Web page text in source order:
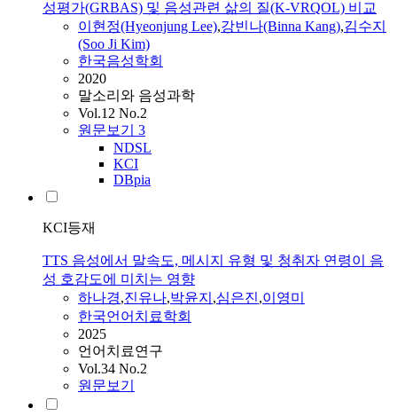
성평가(GRBAS) 및 음성관련 삶의 질(K-VRQOL) 비교
이현정(Hyeonjung Lee),강빈나(Binna Kang),김수지
(Soo Ji Kim)
한국음성학회
2020
말소리와 음성과학
Vol.12 No.2
원문보기 3
NDSL
KCI
DBpia
KCI등재
TTS 음성에서 말속도, 메시지 유형 및 청취자 연령이 음
성 호감도에 미치는 영향
하나경,진유나,박윤지 ,심은진,이영미
한국언어치료학회
2025
언어치료연구
Vol.34 No.2
원문보기